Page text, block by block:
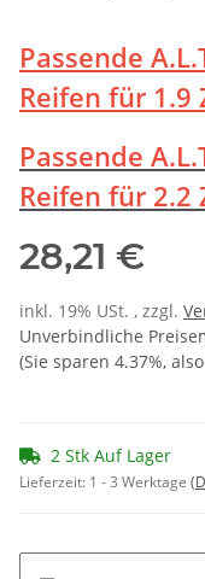
Passende
Reifen für 1.9
Passende
Reifen für 2.2
28,21 €
inkl. 19% USt. , zzgl.
Unverbindliche
(Sie sparen 4.37%, also
2 Stk Auf Lager
Lieferzeit: 1 - 3 Werktage